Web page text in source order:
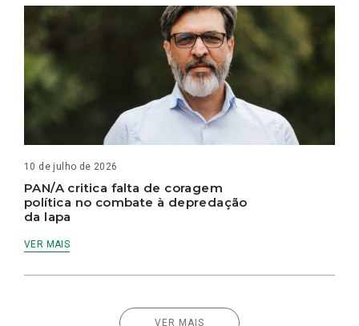
10 de julho de 2026
PAN/A critica falta de coragem
política no combate à depredação
da lapa
VER MAIS
VER MAIS